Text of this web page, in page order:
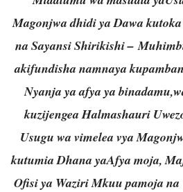
Magonjwa dhidi ya Dawa
na Sayansi Shirikishi –
akifundisha namnaya
Nyanja ya afya ya
kuzijengea Halmashauri
Usugu wa vimelea vya
kutumia Dhana yaAfya moja,
Ofisi ya Waziri Mkuu pamoja